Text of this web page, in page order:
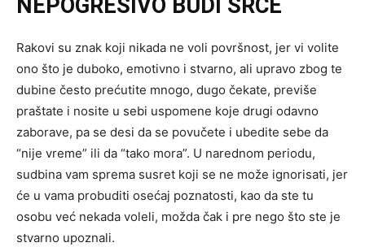
NEPOGREŠIVO BUDI SRCE
Rakovi su znak koji nikada ne voli površnost, jer vi volite
ono što je duboko, emotivno i stvarno, ali upravo zbog te
dubine često prećutite mnogo, dugo čekate, previše
praštate i nosite u sebi uspomene koje drugi odavno
zaborave, pa se desi da se povučete i ubedite sebe da
“nije vreme” ili da “tako mora”. U narednom periodu,
sudbina vam sprema susret koji se ne može ignorisati, jer
će u vama probuditi osećaj poznatosti, kao da ste tu
osobu već nekada voleli, možda čak i pre nego što ste je
stvarno upoznali.